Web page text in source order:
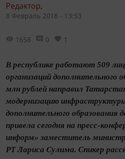
Редактор,
8 Февраль 2018 - 13:53
1658 0 1
В республике работают 509
организаций дополнительного
млн рублей направил
модернизацию
дополнительного образования
привела сегодня на пресс-
информ» заместитель
РТ Лариса Сулима. Спикер